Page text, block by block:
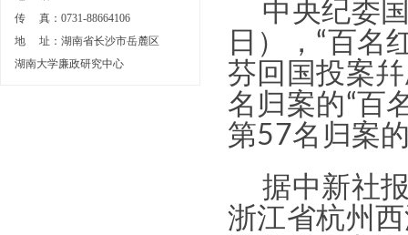
传 真：0731-88664106
地 址：湖南省长沙市岳麓区
湖南大学廉政研究中心
中央纪委
日），“百名
芬回国投案
名归案的“百
第57名归案
据中新社
浙江省杭州